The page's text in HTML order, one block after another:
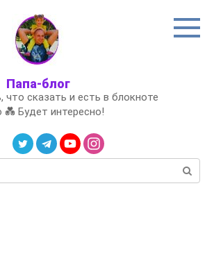
Папа-блог
что сказать и есть в блокноте
💑 Будет интересно!